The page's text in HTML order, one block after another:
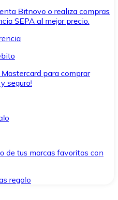
Bitnovo o realiza compras
SEPA al mejor precio.
para comprar
seguro!
de tus marcas favoritas con
regalo